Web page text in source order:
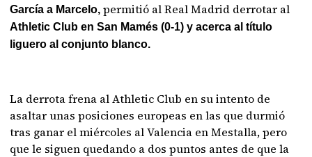
García a Marcelo, permitió al Real Madrid derrotar al
Athletic Club en San Mamés (0-1) y acerca al título
liguero al conjunto blanco.
La derrota frena al Athletic Club en su intento de
asaltar unas posiciones europeas en las que durmió
tras ganar el miércoles al Valencia en Mestalla, pero
que le siguen quedando a dos puntos antes de que la